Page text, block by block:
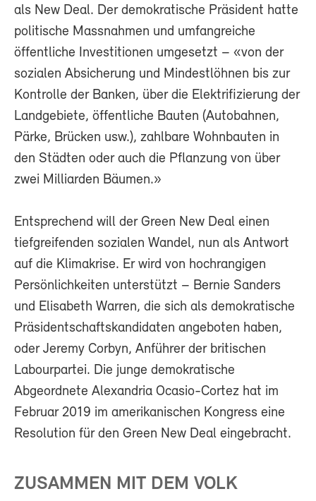
als New Deal. Der demokratische Präsident hatte
politische Massnahmen und umfangreiche
öffentliche Investitionen umgesetzt – «von der
sozialen Absicherung und Mindestlöhnen bis zur
Kontrolle der Banken, über die Elektrifizierung der
Landgebiete, öffentliche Bauten (Autobahnen,
Pärke, Brücken usw.), zahlbare Wohnbauten in
den Städten oder auch die Pflanzung von über
zwei Milliarden Bäumen.»
Entsprechend will der Green New Deal einen
tiefgreifenden sozialen Wandel, nun als Antwort
auf die Klimakrise. Er wird von hochrangigen
Persönlichkeiten unterstützt – Bernie Sanders
und Elisabeth Warren, die sich als demokratische
Präsidentschaftskandidaten angeboten haben,
oder Jeremy Corbyn, Anführer der britischen
Labourpartei. Die junge demokratische
Abgeordnete Alexandria Ocasio-Cortez hat im
Februar 2019 im amerikanischen Kongress eine
Resolution für den Green New Deal eingebracht.
ZUSAMMEN MIT DEM VOLK